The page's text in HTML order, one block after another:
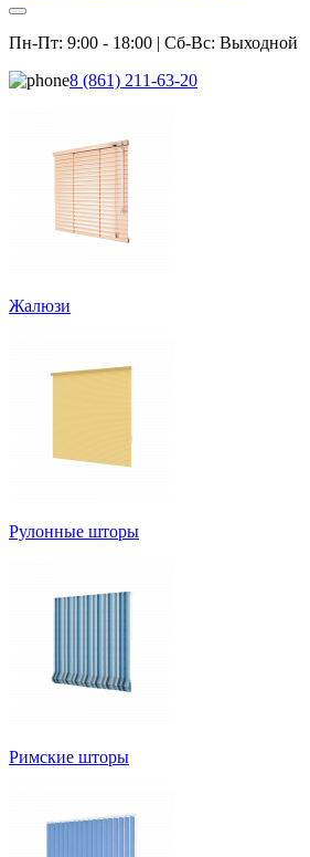
Пн-Пт: 9:00 - 18:00 | Сб-Вс: Выходной
8 (861) 211-63-20
Жалюзи
Рулонные шторы
Римские шторы